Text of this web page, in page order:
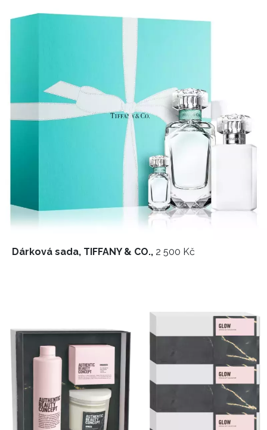
HOME
Dárková sada, TIFFANY & CO., 2 500 Kč